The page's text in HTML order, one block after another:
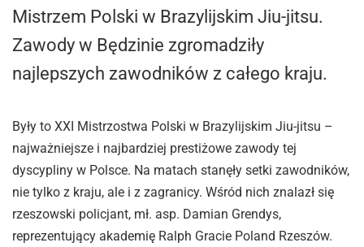
Mistrzem Polski w Brazylijskim Jiu-jitsu.
Zawody w Będzinie zgromadziły
najlepszych zawodników z całego kraju.
Były to XXI Mistrzostwa Polski w Brazylijskim Jiu-jitsu –
najważniejsze i najbardziej prestiżowe zawody tej
dyscypliny w Polsce. Na matach stanęły setki zawodników,
nie tylko z kraju, ale i z zagranicy. Wśród nich znalazł się
rzeszowski policjant, mł. asp. Damian Grendys,
reprezentujący akademię Ralph Gracie Poland Rzeszów.